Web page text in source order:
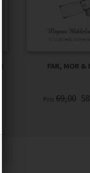
FAR, MOR &
Pris 69,00